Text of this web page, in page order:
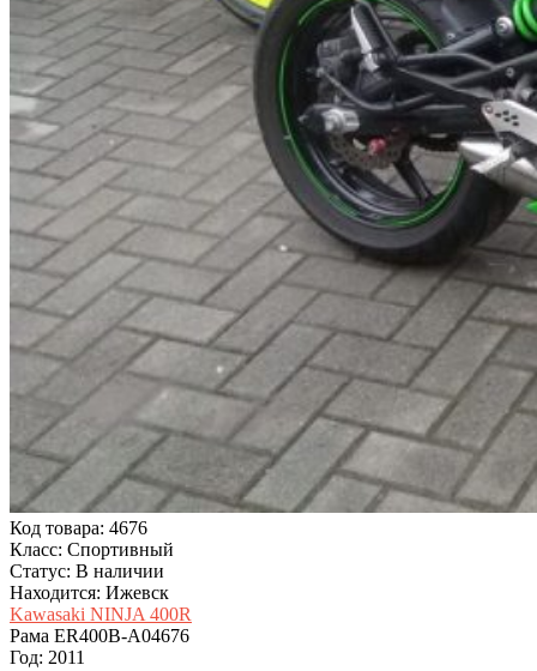
Код товара: 4676
Класс: Спортивный
Статус: В наличии
Находится: Ижевск
Kawasaki NINJA 400R
Рама ER400B-A04676
Год: 2011